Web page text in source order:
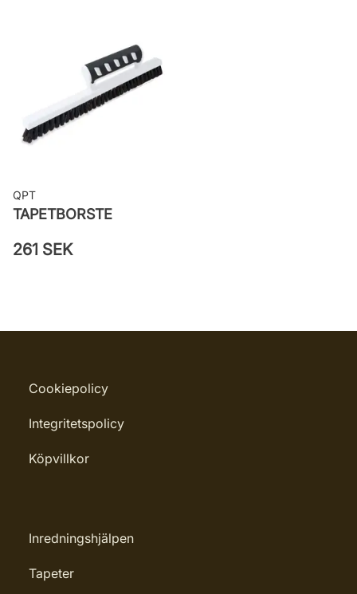
väggen
Leverantörens artikelnummer: 4161
QPT
TAPETBORSTE
261 SEK
Cookiepolicy
Integritetspolicy
Köpvillkor
Inredningshjälpen
Tapeter